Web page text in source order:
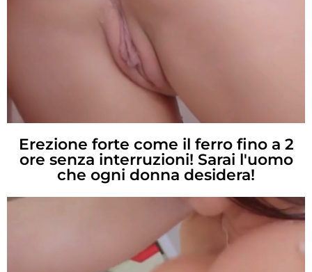
Erezione forte come il ferro fino a 2
ore senza interruzioni! Sarai l'uomo
che ogni donna desidera!